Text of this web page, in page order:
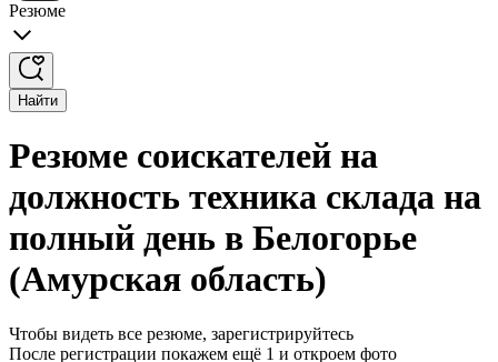
Резюме
Найти
Резюме соискателей на
должность техника склада на
полный день в Белогорье
(Амурская область)
Чтобы видеть все резюме, зарегистрируйтесь
После регистрации покажем ещё 1 и откроем фото